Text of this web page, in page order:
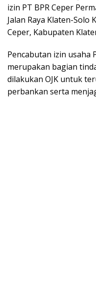
izin PT BPR Ceper
Jalan Raya Klaten-Solo
Ceper, Kabupaten
Pencabutan izin usaha
merupakan bagian
dilakukan OJK untuk
perbankan serta